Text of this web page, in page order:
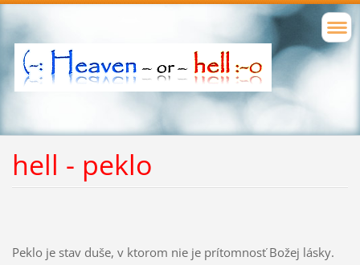
hell - peklo
Peklo je stav duše, v ktorom nie je prítomnosť Božej lásky.